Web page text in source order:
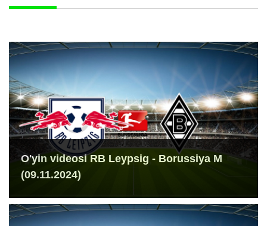
O'yin videosi RB Leypsig - Borussiya M
(09.11.2024)